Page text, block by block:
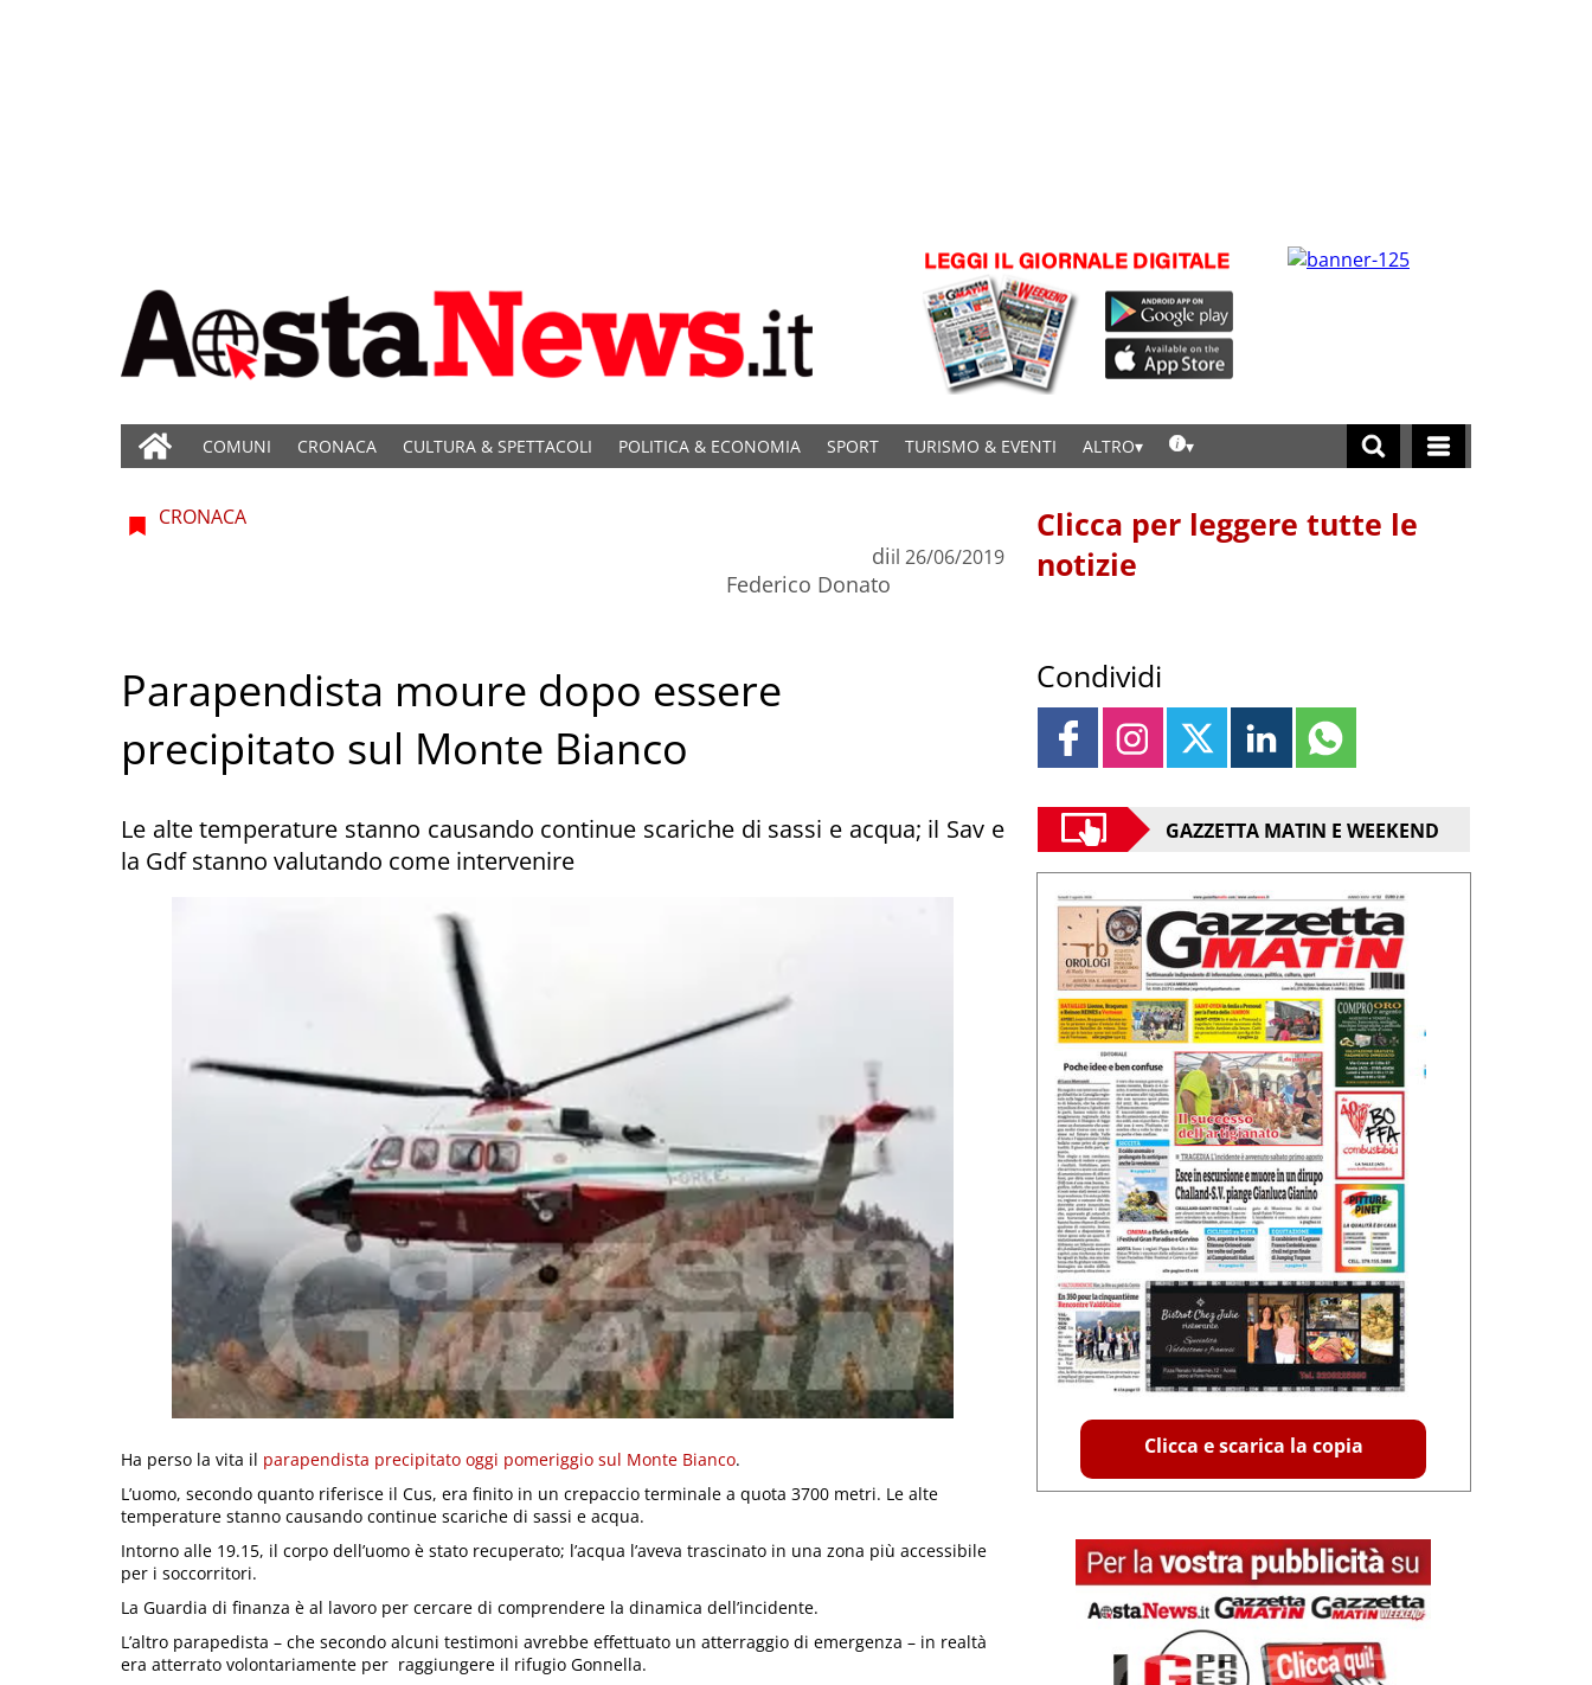
COMUNI CRONACA CULTURA & SPETTACOLI POLITICA & ECONOMIA SPORT TURISMO & EVENTI ALTRO
CRONACA
di
Federico Donato
il 26/06/2019
Parapendista moure dopo essere
precipitato sul Monte Bianco
Le alte temperature stanno causando continue scariche di sassi e acqua; il Sav e
la Gdf stanno valutando come intervenire
Ha perso la vita il parapendista precipitato oggi pomeriggio sul Monte Bianco.
L’uomo, secondo quanto riferisce il Cus, era finito in un crepaccio terminale a quota 3700 metri. Le alte
temperature stanno causando continue scariche di sassi e acqua.
Intorno alle 19.15, il corpo dell’uomo è stato recuperato; l’acqua l’aveva trascinato in una zona più accessibile
per i soccorritori.
La Guardia di finanza è al lavoro per cercare di comprendere la dinamica dell’incidente.
L’altro parapedista – che secondo alcuni testimoni avrebbe effettuato un atterraggio di emergenza – in realtà
era atterrato volontariamente per raggiungere il rifugio Gonnella.
Clicca per leggere tutte le
notizie
Condividi
GAZZETTA MATIN E WEEKEND
Clicca e scarica la copia